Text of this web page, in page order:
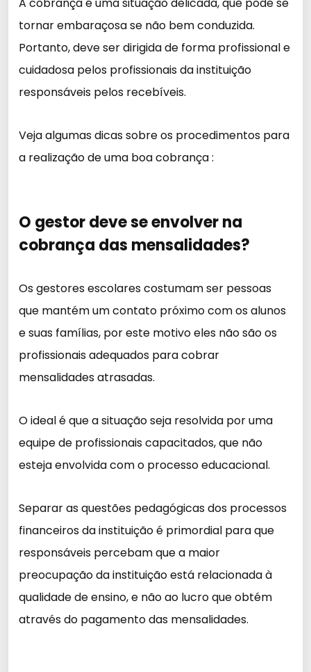
tornar embaraçosa se não bem conduzida.
Portanto, deve ser dirigida de forma profissional e
cuidadosa pelos profissionais da instituição
responsáveis pelos recebíveis.
Veja algumas dicas sobre os procedimentos para
a realização de uma boa cobrança :
O gestor deve se envolver na
cobrança das mensalidades?
Os gestores escolares costumam ser pessoas
que mantém um contato próximo com os alunos
e suas famílias, por este motivo eles não são os
profissionais adequados para cobrar
mensalidades atrasadas.
O ideal é que a situação seja resolvida por uma
equipe de profissionais capacitados, que não
esteja envolvida com o processo educacional.
Separar as questões pedagógicas dos processos
financeiros da instituição é primordial para que
responsáveis percebam que a maior
preocupação da instituição está relacionada à
qualidade de ensino, e não ao lucro que obtém
através do pagamento das mensalidades.